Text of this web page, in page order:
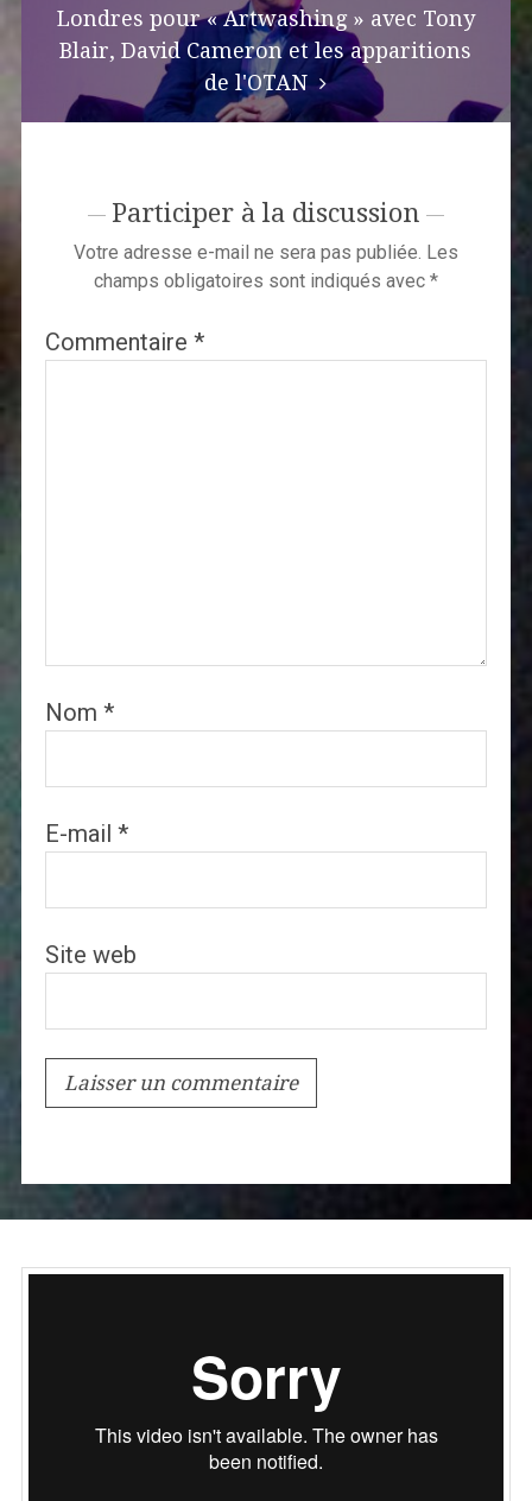
Londres pour « Artwashing » avec Tony
Blair, David Cameron et les apparitions
de l'OTAN
Participer à la discussion
Votre adresse e-mail ne sera pas publiée. Les
champs obligatoires sont indiqués avec *
Commentaire *
Nom *
E-mail *
Site web